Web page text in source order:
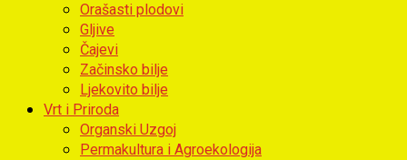
Orašasti plodovi
Gljive
Čajevi
Začinsko bilje
Ljekovito bilje
Vrt i Priroda
Organski Uzgoj
Permakultura i Agroekologija